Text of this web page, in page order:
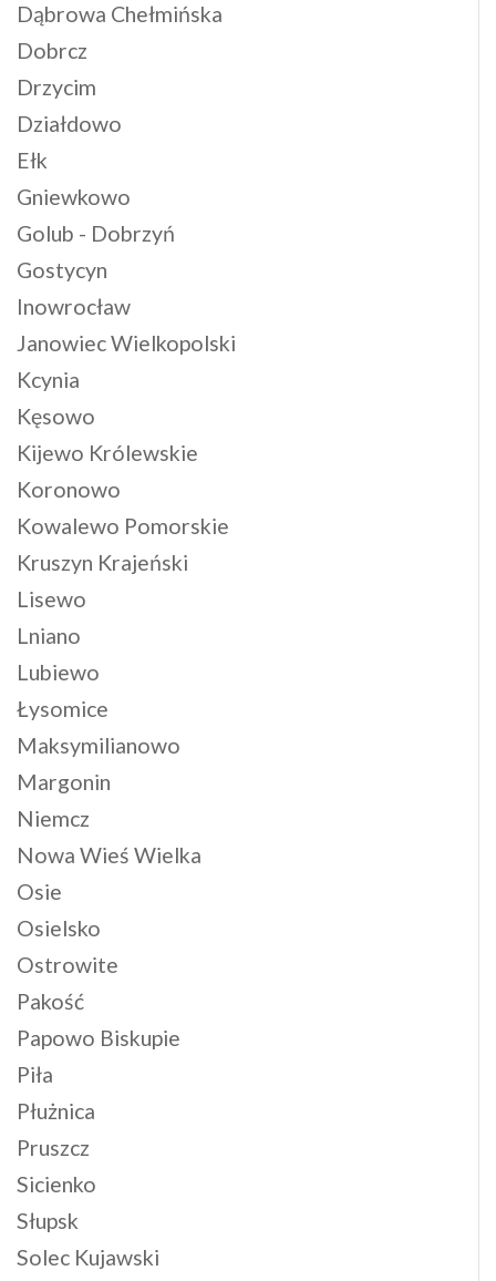
Dąbrowa Chełmińska
Dobrcz
Drzycim
Działdowo
Ełk
Gniewkowo
Golub - Dobrzyń
Gostycyn
Inowrocław
Janowiec Wielkopolski
Kcynia
Kęsowo
Kijewo Królewskie
Koronowo
Kowalewo Pomorskie
Kruszyn Krajeński
Lisewo
Lniano
Lubiewo
Łysomice
Maksymilianowo
Margonin
Niemcz
Nowa Wieś Wielka
Osie
Osielsko
Ostrowite
Pakość
Papowo Biskupie
Piła
Płużnica
Pruszcz
Sicienko
Słupsk
Solec Kujawski